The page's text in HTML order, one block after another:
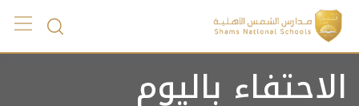
Skip
content
الاحتفاء باليوم